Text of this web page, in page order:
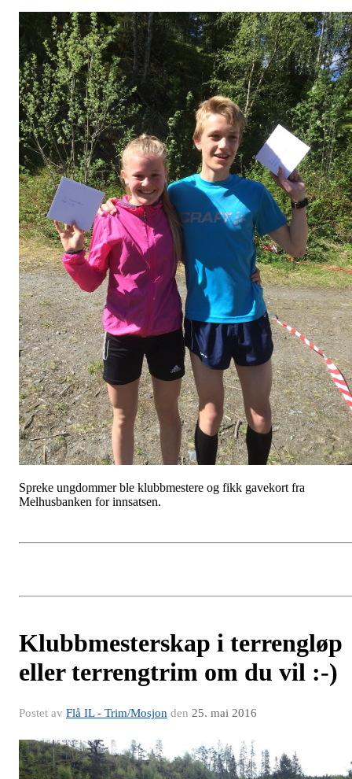
Spreke ungdommer ble klubbmestere og fikk gavekort fra
Melhusbanken for innsatsen.
Klubbmesterskap i terrengløp
eller terrengtrim om du vil :-)
Postet av Flå IL - Trim/Mosjon den 25. mai 2016